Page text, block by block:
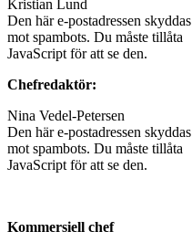
Kristian Lund
Den här e-postadressen skyddas
mot spambots. Du måste tillåta
JavaScript för att se den.
Chefredaktör:
Nina Vedel-Petersen
Den här e-postadressen skyddas
mot spambots. Du måste tillåta
JavaScript för att se den.
Kommersiell chef